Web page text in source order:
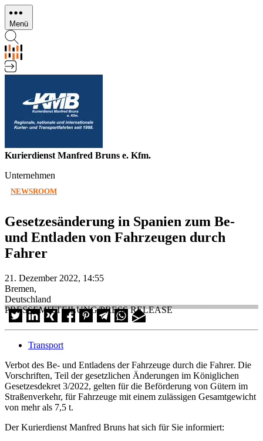
Direkt
zum
Inhalt
Menü
Kurierdienst Manfred Bruns e. Kfm.
Unternehmen
NEWSROOM
Gesetzesänderung in Spanien zum Be-
und Entladen von Fahrzeugen durch
Fahrer
21. Dezember 2022, 14:55
Bremen,
Deutschland
PRESSEMITTEILUNG/PRESS RELEASE
Transport
Verbot des Be- und Entladens der Fahrzeuge durch die Fahrer. Die
Vorschriften, Teil der gesetzlichen Änderungen im Königlichen
Gesetzesdekret 3/2022, gelten für die Beförderung von Gütern im
Straßenverkehr, für Fahrzeuge mit einem zulässigen Gesamtgewicht
von mehr als 7,5 t.
Der Kurierdienst Manfred Bruns hat sich für Sie informiert: